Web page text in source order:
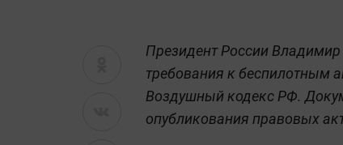
Президент России
требования к беспилотным
Воздушный кодекс РФ.
опубликования правовых